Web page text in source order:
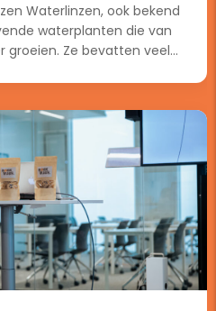
Waterlinzen, ook bekend
waterplanten die van
Ze bevatten veel...